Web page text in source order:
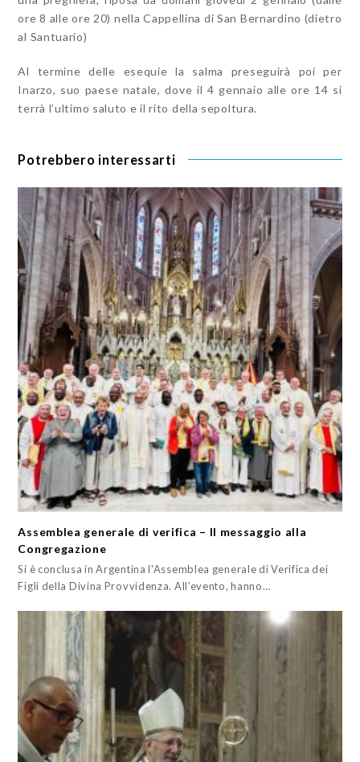
ore 8 alle ore 20) nella Cappellina di San Bernardino (dietro
al Santuario)
Al termine delle esequie la salma preseguirà poi per
Inarzo, suo paese natale, dove il 4 gennaio alle ore 14 si
terrà l’ultimo saluto e il rito della sepoltura.
Potrebbero interessarti
Assemblea generale di verifica – Il messaggio alla
Congregazione
Si è conclusa in Argentina l'Assemblea generale di Verifica dei
Figli della Divina Provvidenza. All’evento, hanno…